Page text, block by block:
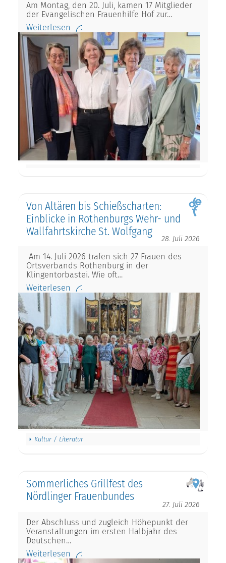
Am Montag, den 20. Juli, kamen 17 Mitglieder
der Evangelischen Frauenhilfe Hof zur…
Weiterlesen
Von Altären bis Schießscharten:
Einblicke in Rothenburgs Wehr- und
Wallfahrtskirche St. Wolfgang
28. Juli 2026
Am 14. Juli 2026 trafen sich 27 Frauen des
Ortsverbands Rothenburg in der
Klingentorbastei. Wie oft…
Weiterlesen
Kultur / Literatur
Sommerliches Grillfest des
Nördlinger Frauenbundes
27. Juli 2026
Der Abschluss und zugleich Höhepunkt der
Veranstaltungen im ersten Halbjahr des
Deutschen…
Weiterlesen